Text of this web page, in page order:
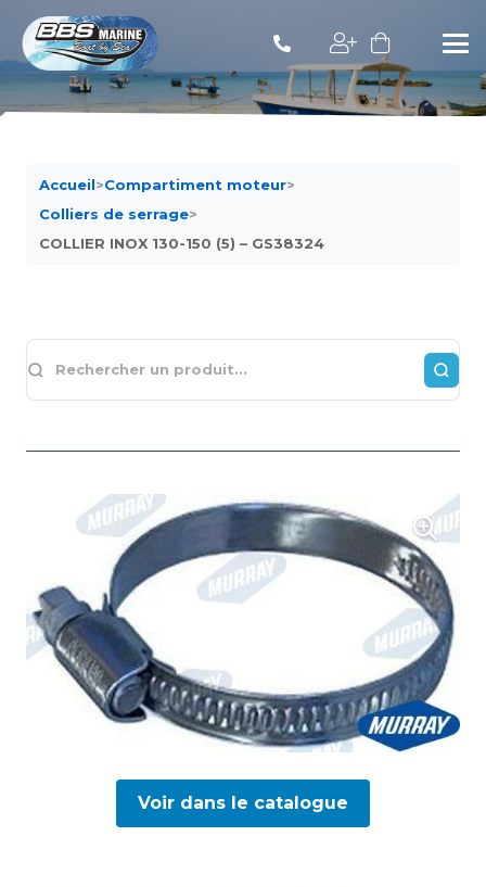
Accueil>Compartiment moteur>
Colliers de serrage>
COLLIER INOX 130-150 (5) – GS38324
Voir dans le catalogue